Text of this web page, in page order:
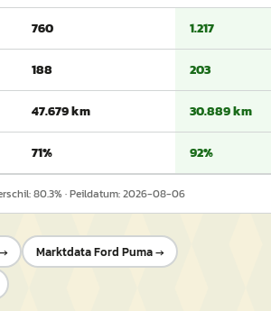
760 1.217
188 203
47.679 km 30.889 km
71% 92%
80.3% · Peildatum:2026-08-06
MarktdataFord Puma→